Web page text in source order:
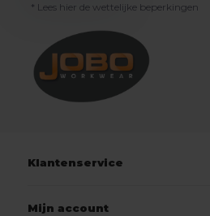
* Lees hier de wettelijke beperkingen
Klantenservice
Mijn account